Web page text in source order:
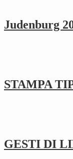
Judenburg
STAMPA
GESTI DI